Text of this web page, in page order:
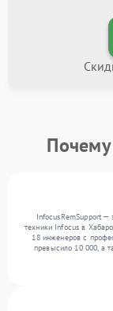
InfocusRemSupport
техники Infocus в
18 инженеров с
превысило 10 000, а
Ежемесячно в
работаем с широким